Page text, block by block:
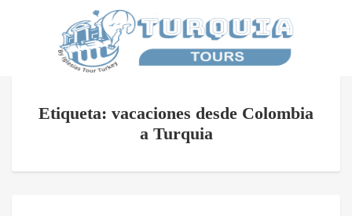
Etiqueta: vacaciones desde Colombia
a Turquia